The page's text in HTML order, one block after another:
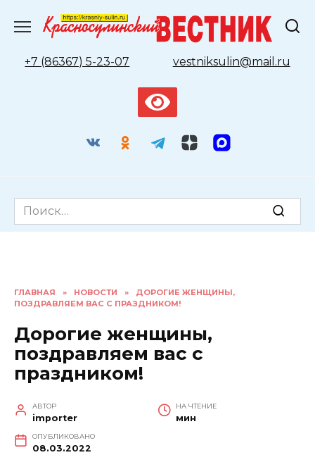
содержанию
+7 (86367) 5-23-07
vestniksulin@mail.ru
Search
for:
ГЛАВНАЯ » НОВОСТИ »
ДОРОГИЕ ЖЕНЩИНЫ,
ПОЗДРАВЛЯЕМ ВАС С ПРАЗДНИКОМ!
Дорогие женщины,
поздравляем вас с
праздником!
АВТОР
importer
НА ЧТЕНИЕ
мин
ОПУБЛИКОВАНО
08.03.2022